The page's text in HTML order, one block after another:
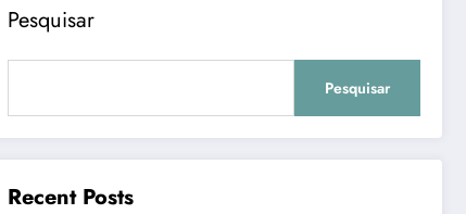
Pesquisar
Pesquisar
Recent Posts